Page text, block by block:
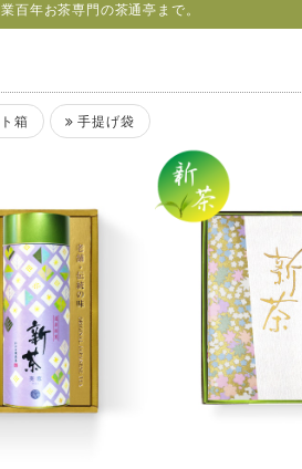
百年お茶専門の茶通亭まで。
箱 手提げ袋